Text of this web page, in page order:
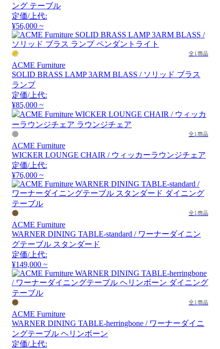
ング テーブル
定価/上代:
¥56,000 ~
全1商品
ACME Furniture
SOLID BRASS LAMP 3ARM BLASS / ソリッド ブラス
ランプ
定価/上代:
¥85,000 ~
全1商品
ACME Furniture
WICKER LOUNGE CHAIR / ウィッカーラウンジチェア
定価/上代:
¥76,000 ~
全1商品
ACME Furniture
WARNER DINING TABLE-standard / ワーナーダイニン
グテーブル スタンダード
定価/上代:
¥149,000 ~
全1商品
ACME Furniture
WARNER DINING TABLE-herringbone / ワーナーダイニ
ングテーブル ヘリンボーン
定価/上代: